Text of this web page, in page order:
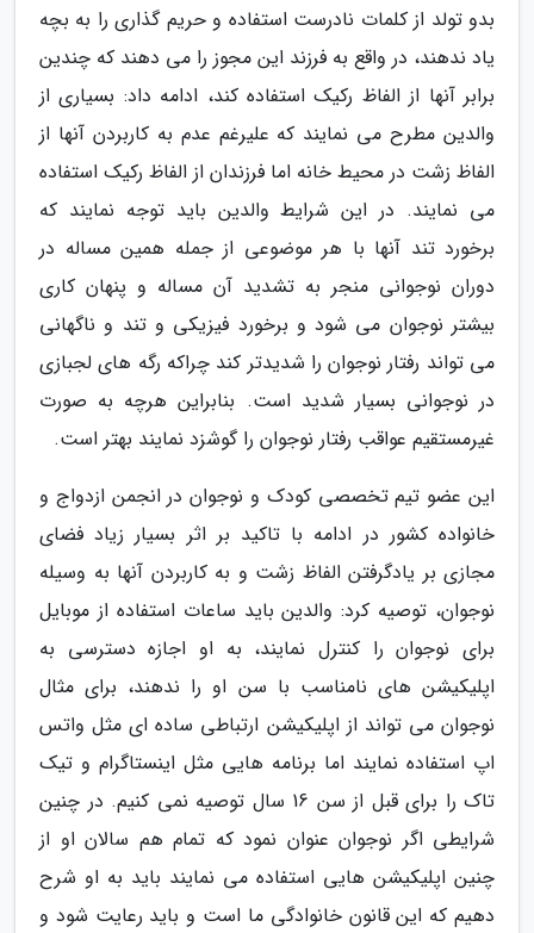
بدو تولد از کلمات نادرست استفاده و حریم گذاری را به بچه
یاد ندهند، در واقع به فرزند این مجوز را می دهند که چندین
برابر آنها از الفاظ رکیک استفاده کند، ادامه داد: بسیاری از
والدین مطرح می نمایند که علیرغم عدم به کاربردن آنها از
الفاظ زشت در محیط خانه اما فرزندان از الفاظ رکیک استفاده
می نمایند. در این شرایط والدین باید توجه نمایند که
برخورد تند آنها با هر موضوعی از جمله همین مساله در
دوران نوجوانی منجر به تشدید آن مساله و پنهان کاری
بیشتر نوجوان می شود و برخورد فیزیکی و تند و ناگهانی
می تواند رفتار نوجوان را شدیدتر کند چراکه رگه های لجبازی
در نوجوانی بسیار شدید است. بنابراین هرچه به صورت
غیرمستقیم عواقب رفتار نوجوان را گوشزد نمایند بهتر است.
این عضو تیم تخصصی کودک و نوجوان در انجمن ازدواج و
خانواده کشور در ادامه با تاکید بر اثر بسیار زیاد فضای
مجازی بر یادگرفتن الفاظ زشت و به کاربردن آنها به وسیله
نوجوان، توصیه کرد: والدین باید ساعات استفاده از موبایل
برای نوجوان را کنترل نمایند، به او اجازه دسترسی به
اپلیکیشن های نامناسب با سن او را ندهند، برای مثال
نوجوان می تواند از اپلیکیشن ارتباطی ساده ای مثل واتس
اپ استفاده نمایند اما برنامه هایی مثل اینستاگرام و تیک
تاک را برای قبل از سن 16 سال توصیه نمی کنیم. در چنین
شرایطی اگر نوجوان عنوان نمود که تمام هم سالان او از
چنین اپلیکیشن هایی استفاده می نمایند باید به او شرح
دهیم که این قانون خانوادگی ما است و باید رعایت شود و